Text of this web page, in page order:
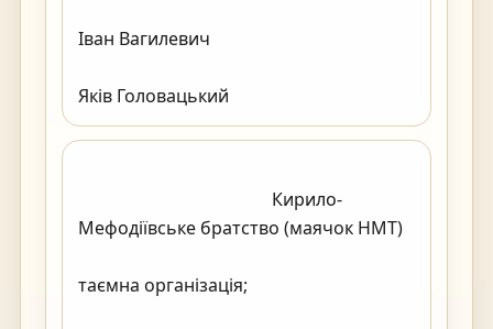
Іван Вагилевич
Яків Головацький
Мефодіївське братство (маячок НМТ)
таємна організація;